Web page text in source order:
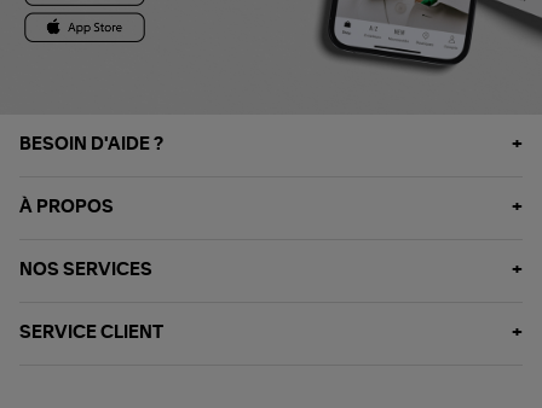
BESOIN D'AIDE ?
À PROPOS
NOS SERVICES
SERVICE CLIENT